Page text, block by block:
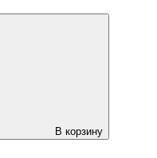
В корзину